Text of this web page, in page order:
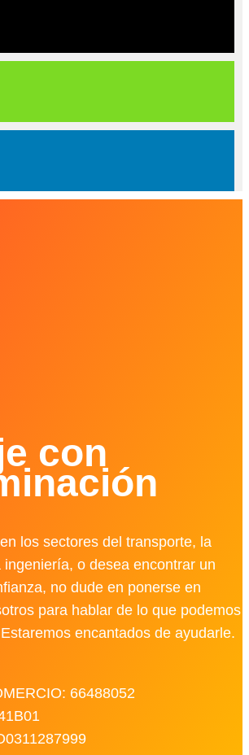
con
los sectores del transporte, la
o desea encontrar un
no dude en ponerse en
para hablar de lo que podemos
encantados de ayudarle.
66488052